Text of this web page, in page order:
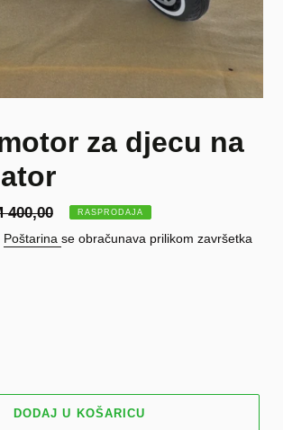
za djecu na
400,00 RASPRODAJA
Poštarina se obračunava prilikom završetka
DODAJ U KOŠARICU